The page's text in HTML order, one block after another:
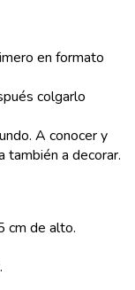
en formato
colgarlo
A conocer y
también a decorar.
cm de alto.